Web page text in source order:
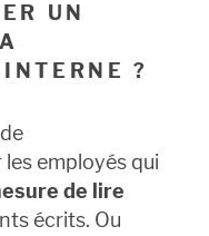
UN
?
employés qui
de lire
écrits. Ou